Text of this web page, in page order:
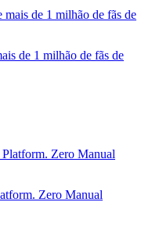
de 1 milhão de fãs de
Zero Manual